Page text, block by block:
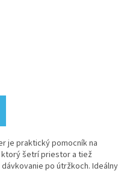
je praktický pomocník na
šetrí priestor a tiež
po útržkoch. Ideálny